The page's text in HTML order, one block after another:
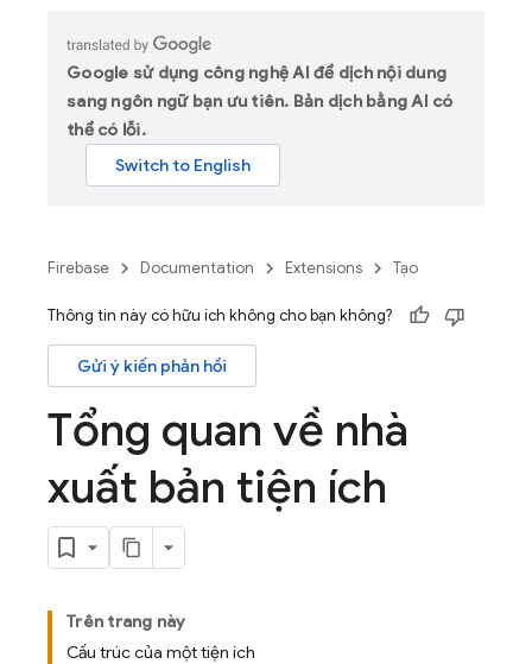
Google sử dụng công nghệ AI để dịch nội dung
sang ngôn ngữ bạn ưu tiên. Bản dịch bằng AI có
thể có lỗi.
Firebase Documentation Extensions Tạo
Thông tin này có hữu ích không cho bạn không?
Gửi ý kiến phản hồi
Tổng quan về nhà
xuất bản tiện ích
Trên trang này
Cấu trúc của một tiện ích